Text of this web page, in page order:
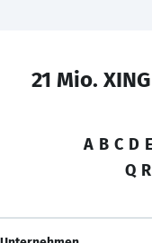
21 Mio.
A B C D E
Q R